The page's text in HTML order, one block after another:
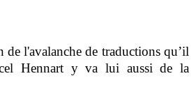
de l'avalanche de traductions qu’il
Hennart y va lui aussi de la